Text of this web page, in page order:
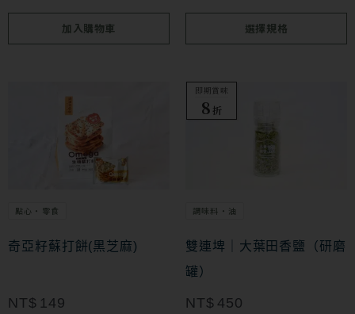
加入購物車 選擇規格
在
頁
項
點心・零食
奇亞籽蘇打餅(黑芝麻)
NT$ 149
即期賞味
8 折
調味料・油
雙連埤｜大葉田香鹽（研磨
罐）
NT$ 450